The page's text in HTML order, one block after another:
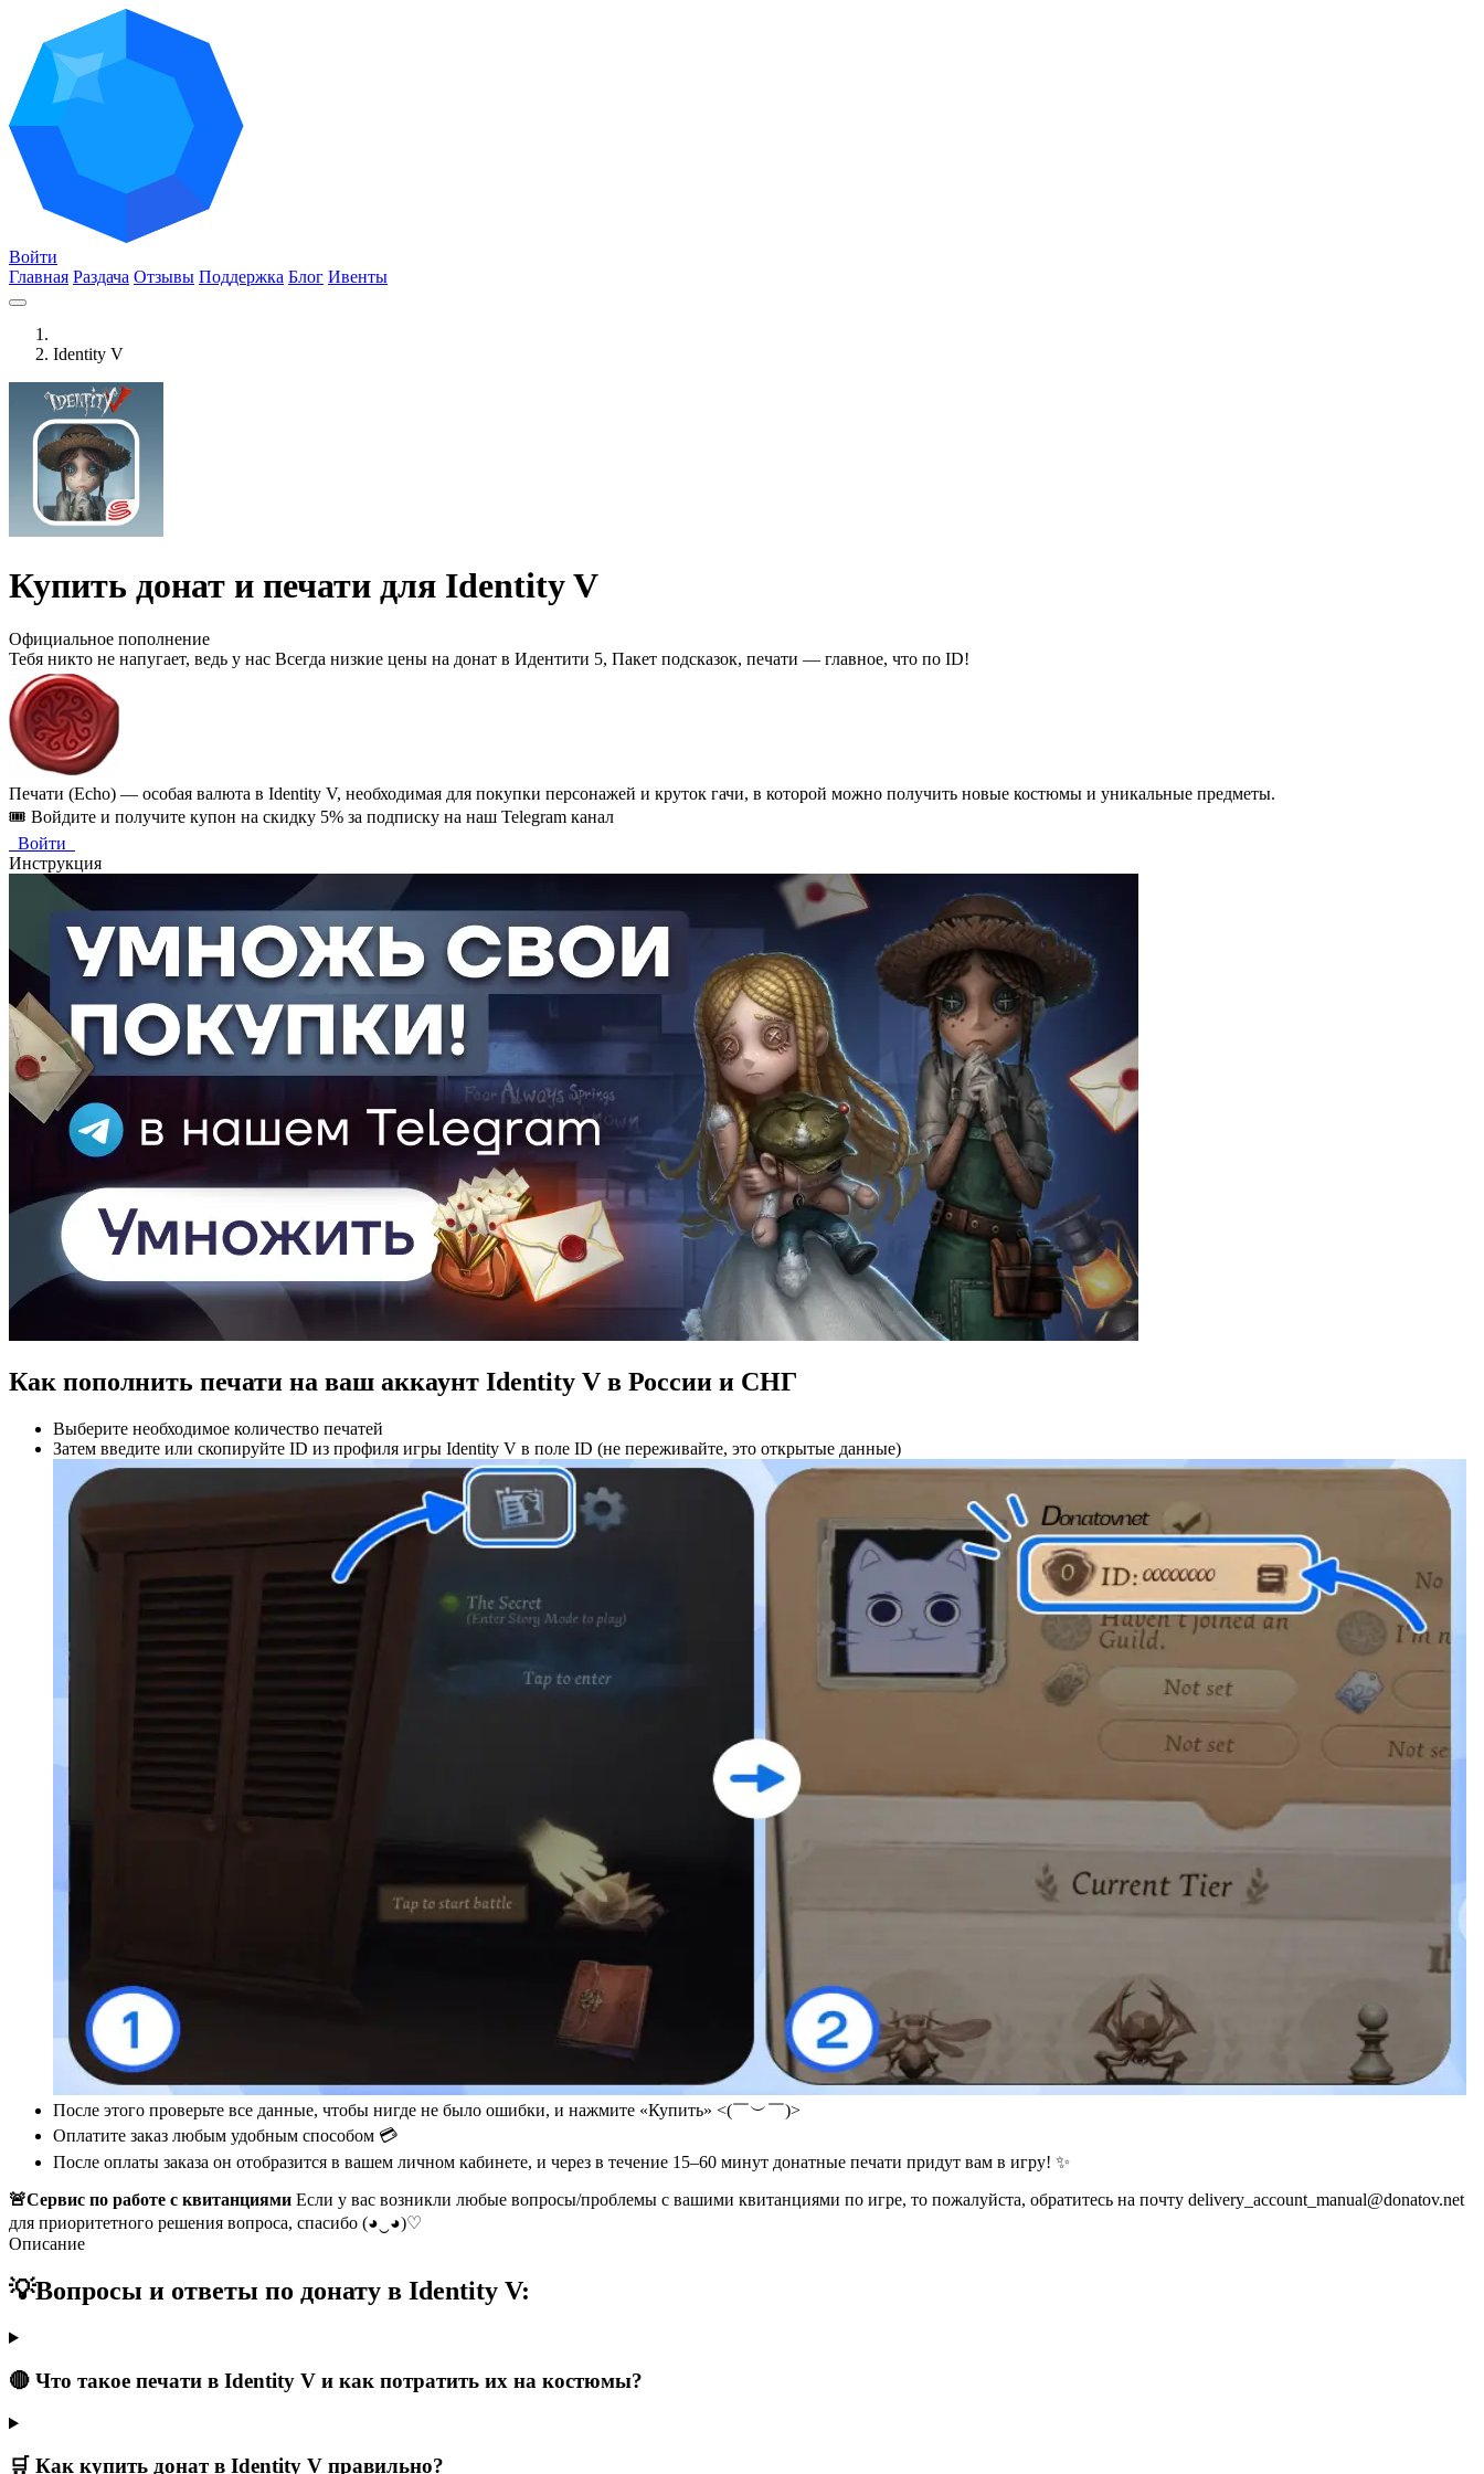
Войти
Главная Раздача Отзывы Поддержка Блог Ивенты
Identity V
Купить донат и печати для Identity V
Официальное пополнение
Тебя никто не напугает, ведь у нас Всегда низкие цены на донат в Идентити 5, Пакет подсказок, печати — главное, что по ID!
Печати (Echo) — особая валюта в Identity V, необходимая для покупки персонажей и круток гачи, в которой можно получить новые костюмы и уникальные предметы.
🎟️ Войдите и получите купон на скидку 5% за подписку на наш Telegram канал
Войти
Инструкция
Как пополнить печати на ваш аккаунт Identity V в России и СНГ
Выберите необходимое количество печатей
Затем введите или скопируйте ID из профиля игры Identity V в поле ID (не переживайте, это открытые данные)
После этого проверьте все данные, чтобы нигде не было ошибки, и нажмите «Купить» <(￣︶￣)>
Оплатите заказ любым удобным способом 💳
После оплаты заказа он отобразится в вашем личном кабинете, и через в течение 15–60 минут донатные печати придут вам в игру! ✨
🚨Сервис по работе с квитанциями Если у вас возникли любые вопросы/проблемы с вашими квитанциями по игре, то пожалуйста, обратитесь на почту delivery_account_manual@donatov.net
для приоритетного решения вопроса, спасибо (◕‿◕)♡
Описание
💡Вопросы и ответы по донату в Identity V:
🔴 Что такое печати в Identity V и как потратить их на костюмы?
🛒 Как купить донат в Identity V правильно?